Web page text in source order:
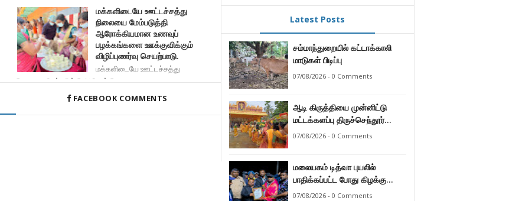
மக்களிடையே ஊட்டச்சத்து
நிலையை மேம்படுத்தி
ஆரோக்கியமான உணவுப்
பழக்கங்களை ஊக்குவிக்கும்
விழிப்புணர்வு செயற்பாடு.
மக்களிடையே ஊட்டச்சத்து
நிலையை மேம்படுத்தி ஆரோக்கி
FACEBOOK COMMENTS
Latest Posts
சம்மாந்துறையில் கட்டாக்காலி
மாடுகள் பிடிப்பு
07/08/2026 - 0 Comments
ஆடி கிருத்தியை முன்னிட்டு
மட்டக்களப்பு திருச்செந்தூர்
முருகன் ஆலயத்தில் இடம்பெற்ற
07/08/2026 - 0 Comments
மலையகம் டித்வா புயலில்
பாதிக்கப்பட்ட போது கிழக்கு
மாகாண மக்கள் நீட்டிய
07/08/2026 - 0 Comments